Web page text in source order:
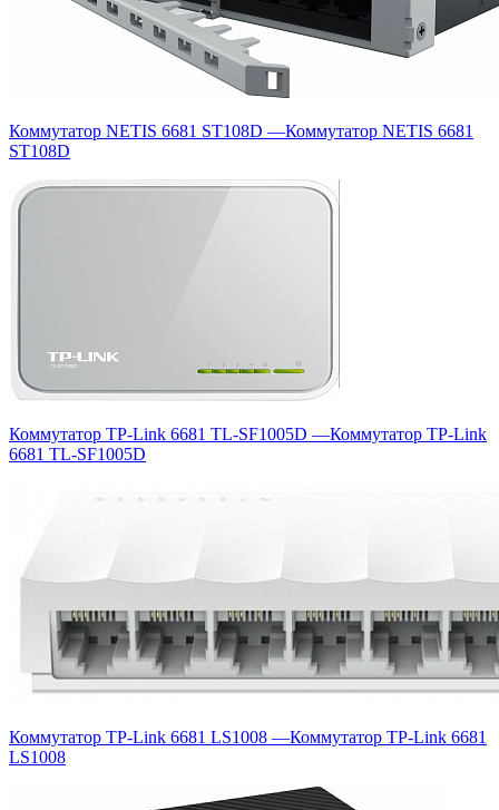
Коммутатор NETIS 6681 ST108D —Коммутатор NETIS 6681
ST108D
Коммутатор TP-Link 6681 TL-SF1005D —Коммутатор TP-Link
6681 TL-SF1005D
Коммутатор TP-Link 6681 LS1008 —Коммутатор TP-Link 6681
LS1008